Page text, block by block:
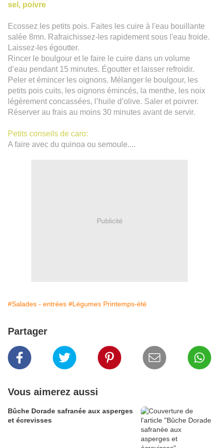
sel, poivre
Ecossez les petits pois. Faites les cuire à l'eau bouillante
salée 8mn. Rafraichissez-les rapidement sous l'eau froide.
Laissez-les égoutter.
Rincer le boulgour et le faire le cuire dans un volume
d’eau pendant 15 minutes. Égoutter et laisser refroidir.
Peler et émincer les oignons. Mélanger le boulgour, les
petits pois cuits, les oignons émincés, la menthe, les noix
légèrement concassées, l’huile d’olive. Saler et poivrer.
Réserver au frais au moins 30 minutes avant de servir.
Petits conseils de caro:
A faire avec du quinoa ou semoule....
Publicité
#Salades - entrées #Légumes Printemps-été
Partager
Vous aimerez aussi
Bûche Dorade safranée aux asperges
et écrevisses